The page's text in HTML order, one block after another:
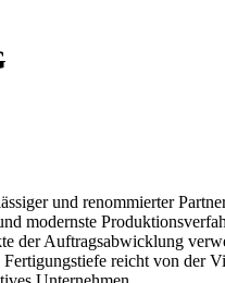
und renommierter
modernste
der Auftragsabwicklung
reicht von